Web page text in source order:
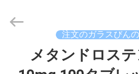
2017
注文のガラスびん
メタンドロス